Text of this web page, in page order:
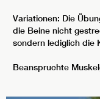
Variationen: Die
die Beine nicht
sondern lediglich die
Beanspruchte